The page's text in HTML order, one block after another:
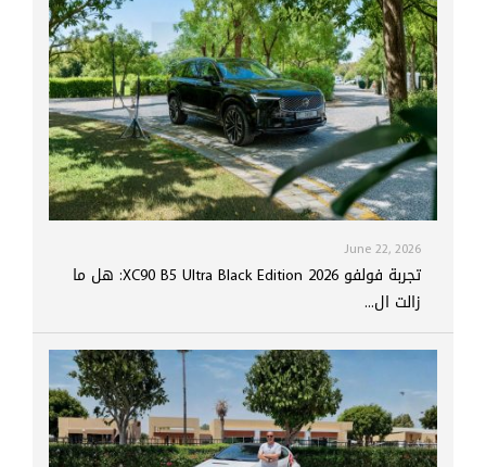
June 22, 2026
تجربة فولفو XC90 B5 Ultra Black Edition 2026: هل ما
زالت ال...